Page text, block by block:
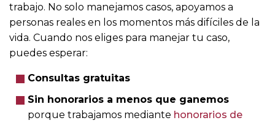
trabajo. No solo manejamos casos, apoyamos a
personas reales en los momentos más difíciles de la
vida. Cuando nos eliges para manejar tu caso,
puedes esperar:
Consultas gratuitas
Sin honorarios a menos que ganemos
porque trabajamos mediante honorarios de